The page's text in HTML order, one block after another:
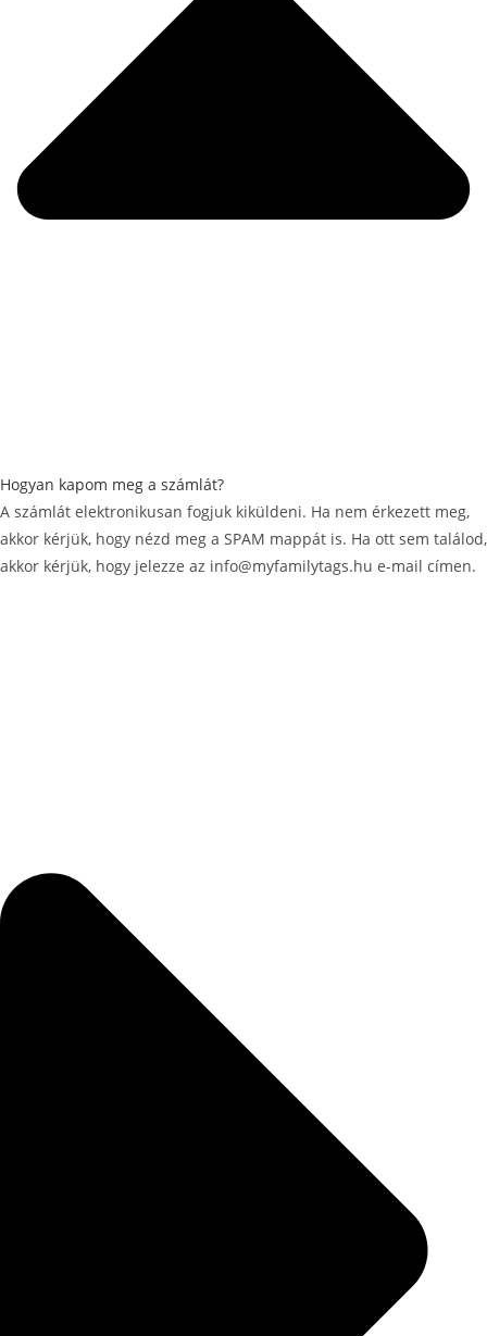
Hogyan kapom meg a számlát?
A számlát elektronikusan fogjuk kiküldeni. Ha nem érkezett meg,
akkor kérjük, hogy nézd meg a SPAM mappát is. Ha ott sem találod,
akkor kérjük, hogy jelezze az info@myfamilytags.hu e-mail címen.